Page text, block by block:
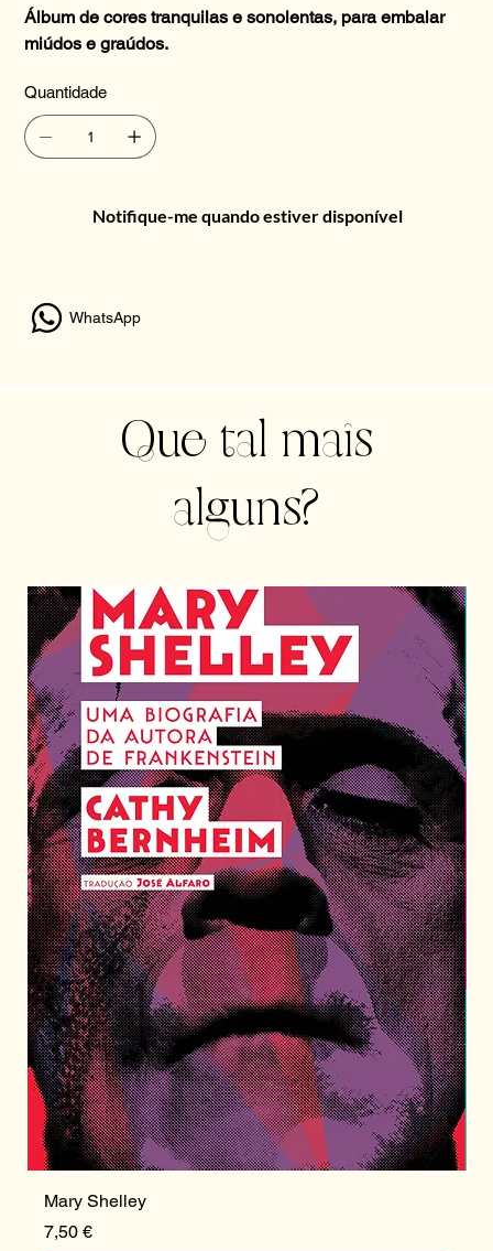
Álbum de cores tranquilas e sonolentas, para embalar
miúdos e graúdos.
Quantidade
Notifique-me quando estiver disponível
WhatsApp
Que tal mais
alguns?
Mary Shelley
Preço
7,50 €